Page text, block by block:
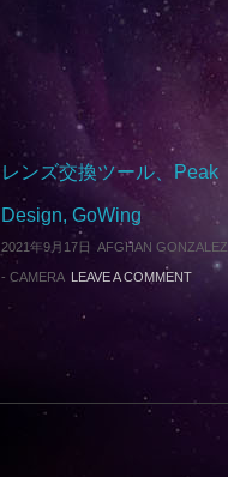
レンズ交換ツール、Peak
Design, GoWing
2021年9月17日 AFGHAN GONZALEZ
- CAMERA LEAVE A COMMENT